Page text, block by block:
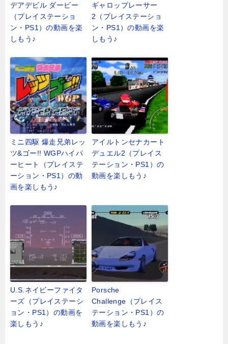
デアデビル ダービー
（プレイステーショ
ン・PS1）の動画を楽
しもう♪
ギャロップレーサー
2（プレイステーショ
ン・PS1）の動画を楽
しもう♪
ミニ四駆 爆走兄弟レッ
ツ&ゴー!! WGPハイパ
ーヒート（プレイステ
ーション・PS1）の動
画を楽しもう♪
アイルトンセナカート
デュエル2（プレイス
テーション・PS1）の
動画を楽しもう♪
U.S.ネイビーファイタ
ーズ（プレイステーシ
ョン・PS1）の動画を
楽しもう♪
Porsche
Challenge（プレイス
テーション・PS1）の
動画を楽しもう♪